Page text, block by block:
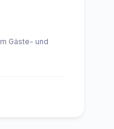
Gäste- und